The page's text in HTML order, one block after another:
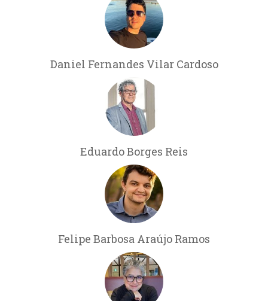
Daniel Fernandes Vilar Cardoso
Eduardo Borges Reis
Felipe Barbosa Araújo Ramos